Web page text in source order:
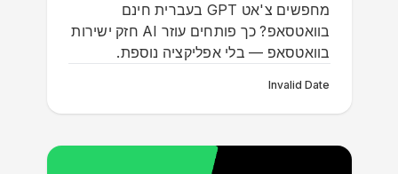
מחפשים צ'אט GPT בעברית חינם
בוואטסאפ? כך פותחים עוזר AI חזק ישירות
בוואטסאפ — בלי אפליקציה נוספת.
Invalid Date